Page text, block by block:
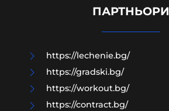
прости стъпки?ПАРТНЬОРИ
https://lechenie.bg/
https://gradski.bg/
https://workout.bg/
https://contract.bg/